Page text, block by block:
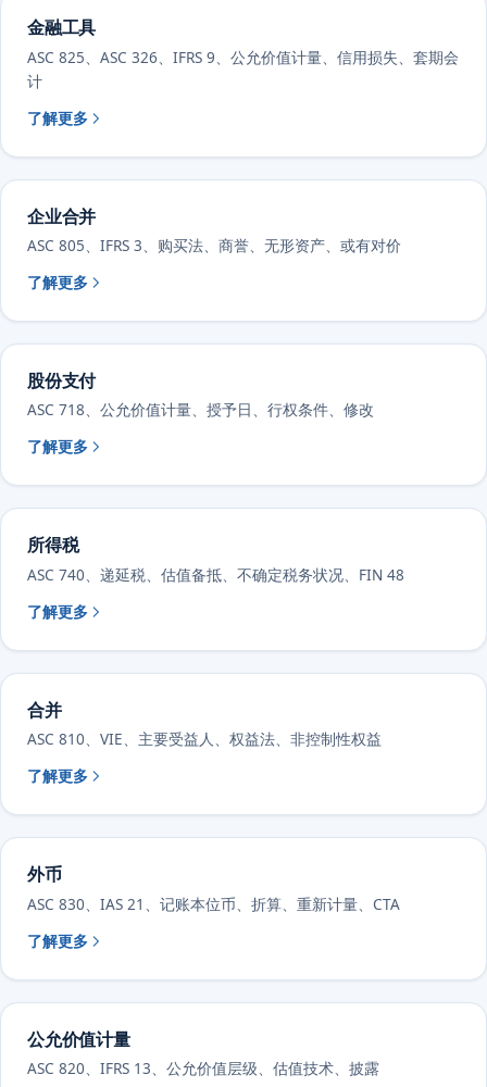
金融工具
ASC 825、ASC 326、IFRS 9、公允价值计量、信用损失、套期会
计
了解更多
企业合并
ASC 805、IFRS 3、购买法、商誉、无形资产、或有对价
了解更多
股份支付
ASC 718、公允价值计量、授予日、行权条件、修改
了解更多
所得税
ASC 740、递延税、估值备抵、不确定税务状况、FIN 48
了解更多
合并
ASC 810、VIE、主要受益人、权益法、非控制性权益
了解更多
外币
ASC 830、IAS 21、记账本位币、折算、重新计量、CTA
了解更多
公允价值计量
ASC 820、IFRS 13、公允价值层级、估值技术、披露